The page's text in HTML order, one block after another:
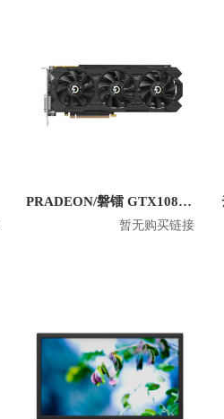
PRADEON/磐镭 GTX1080TI 8G 台式机电竞显卡
暂无购买链接